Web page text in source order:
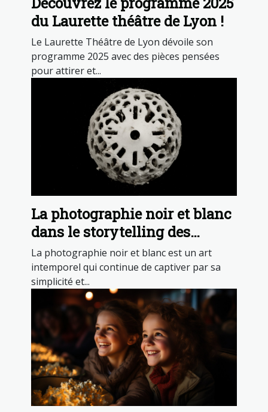
du Laurette théâtre de Lyon !
Le Laurette Théâtre de Lyon dévoile son
programme 2025 avec des pièces pensées
pour attirer et...
La photographie noir et blanc
dans le storytelling des
tatouages
La photographie noir et blanc est un art
intemporel qui continue de captiver par sa
simplicité et...